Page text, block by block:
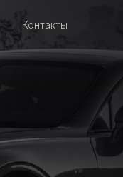
Контакты